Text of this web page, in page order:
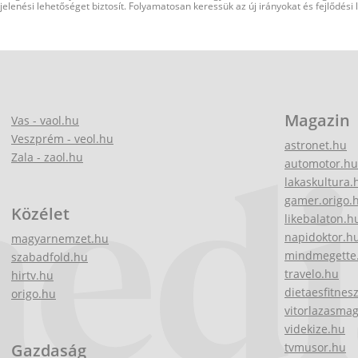
lehetőséget biztosít. Folyamatosan keressük az új irányokat és fejlődési
Vas - vaol.hu
Veszprém - veol.hu
Zala - zaol.hu
Közélet
magyarnemzet.hu
szabadfold.hu
hirtv.hu
origo.hu
Gazdaság
Magazin
astronet.hu
automotor.hu
travelo.hu
videkize.hu
tvmusor.hu